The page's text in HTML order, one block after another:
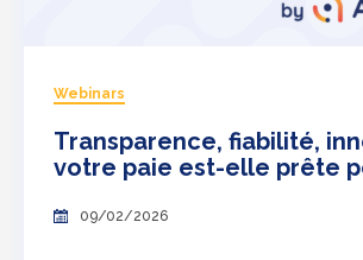
Webinars
Transparence, fiabilité,
votre paie est-elle prête
09/02/2026